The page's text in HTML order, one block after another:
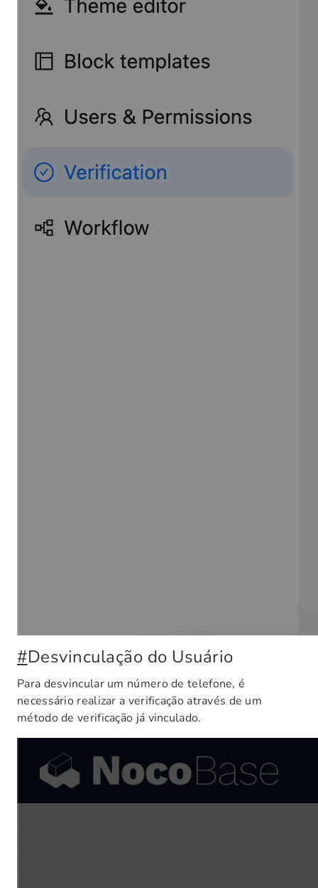
#Desvinculação do Usuário
Para desvincular um número de telefone, é
necessário realizar a verificação através de um
método de verificação já vinculado.